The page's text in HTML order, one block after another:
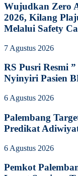
Wujudkan Zero
2026, Kilang
Melalui Safety
7 Agustus 2026
RS Pusri Resmi
Nyinyiri Pasien
6 Agustus 2026
Palembang
Predikat
6 Agustus 2026
Pemkot